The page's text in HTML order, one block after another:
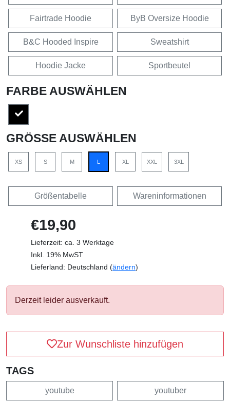
Fairtrade Hoodie ByB Oversize Hoodie
B&C Hooded Inspire Sweatshirt
Hoodie Jacke Sportbeutel
FARBE AUSWÄHLEN
GRÖSSE AUSWÄHLEN
XS S M XL XXL 3XL
Größentabelle Wareninformationen
€19,90
Lieferzeit: ca. 3 Werktage
Inkl. 19% MwST
Lieferland: Deutschland (ändern)
Derzeit leider ausverkauft.
Zur Wunschliste hinzufügen
TAGS
youtube youtuber